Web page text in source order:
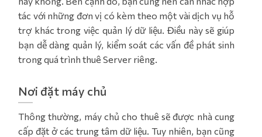
tác với những đơn vị có kèm theo một vài dịch vụ hỗ
trợ khác trong việc quản lý dữ liệu. Điều này sẽ giúp
bạn dễ dàng quản lý, kiểm soát các vấn đề phát sinh
trong quá trình thuê Server riêng.
Nơi đặt máy chủ
Thông thường, máy chủ cho thuê sẽ được nhà cung
cấp đặt ở các trung tâm dữ liệu. Tuy nhiên, bạn cũng